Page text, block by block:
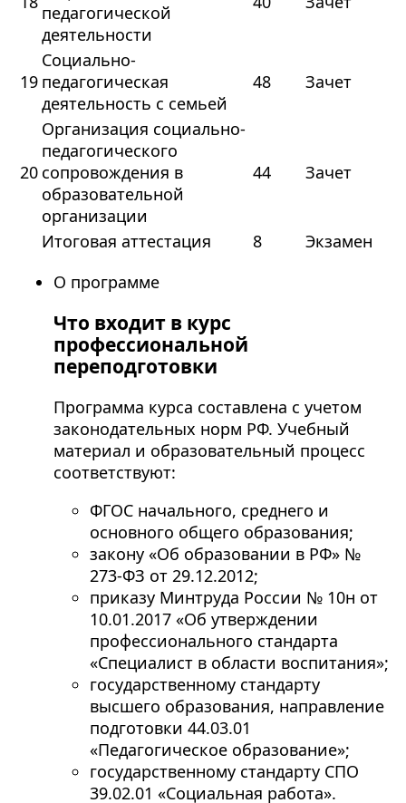
педагогической
деятельности
19
Социально-
педагогическая
деятельность с семьей
48 Зачет
20
Организация социально-
педагогического
сопровождения в
образовательной
организации
44 Зачет
Итоговая аттестация 8
Экзамен
О программе
Что входит в курс
профессиональной
переподготовки
Программа курса составлена с учетом
законодательных норм РФ. Учебный
материал и образовательный процесс
соответствуют:
ФГОС начального, среднего и
основного общего образования;
закону «Об образовании в РФ» №
273-ФЗ от 29.12.2012;
приказу Минтруда России № 10н от
10.01.2017 «Об утверждении
профессионального стандарта
«Специалист в области воспитания»;
государственному стандарту
высшего образования, направление
подготовки 44.03.01
«Педагогическое образование»;
государственному стандарту СПО
39.02.01 «Социальная работа».